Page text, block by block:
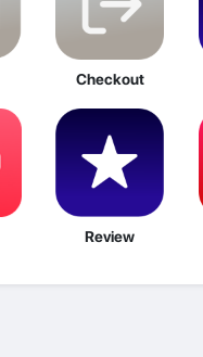
Checkout
Review